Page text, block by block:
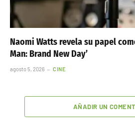
Naomi Watts revela su papel
Man: Brand New Day’
agosto 5, 2026 CINE
AÑADIR UN